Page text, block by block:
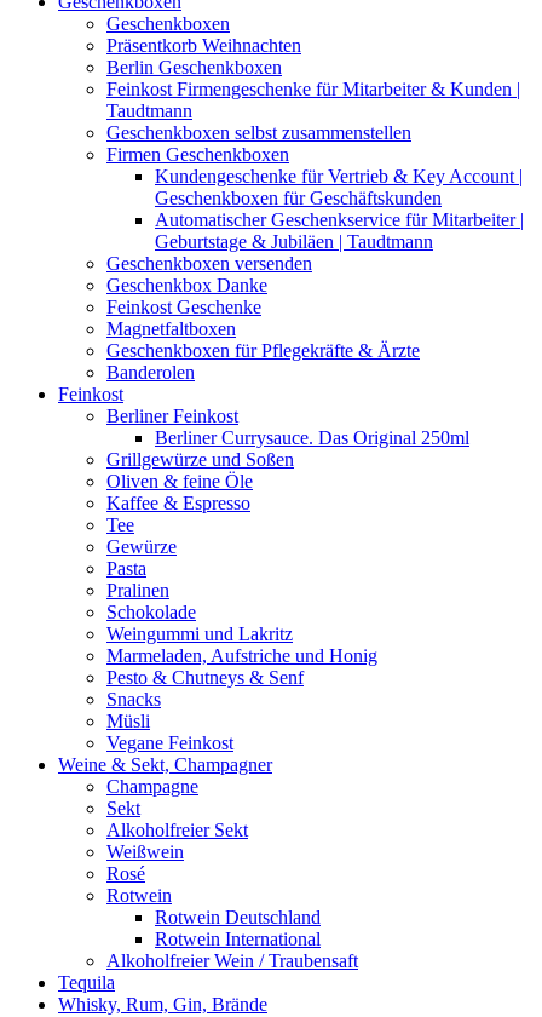
Geschenkboxen
Präsentkorb Weihnachten
Berlin Geschenkboxen
Feinkost Firmengeschenke für Mitarbeiter & Kunden |
Taudtmann
Geschenkboxen selbst zusammenstellen
Firmen Geschenkboxen
Kundengeschenke für Vertrieb & Key Account |
Geschenkboxen für Geschäftskunden
Automatischer Geschenkservice für Mitarbeiter |
Geburtstage & Jubiläen | Taudtmann
Geschenkboxen versenden
Geschenkbox Danke
Feinkost Geschenke
Magnetfaltboxen
Geschenkboxen für Pflegekräfte & Ärzte
Banderolen
Feinkost
Berliner Feinkost
Berliner Currysauce. Das Original 250ml
Grillgewürze und Soßen
Oliven & feine Öle
Kaffee & Espresso
Tee
Gewürze
Pasta
Pralinen
Schokolade
Weingummi und Lakritz
Marmeladen, Aufstriche und Honig
Pesto & Chutneys & Senf
Snacks
Müsli
Vegane Feinkost
Weine & Sekt, Champagner
Champagne
Sekt
Alkoholfreier Sekt
Weißwein
Rosé
Rotwein
Rotwein Deutschland
Rotwein International
Alkoholfreier Wein / Traubensaft
Tequila
Whisky, Rum, Gin, Brände